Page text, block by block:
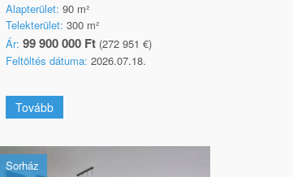
Alapterület: 90 m²
Telekterület: 300 m²
Ár: 99 900 000 Ft(272 951 €)
Feltöltés dátuma: 2026.07.18.
Tovább
Sorház